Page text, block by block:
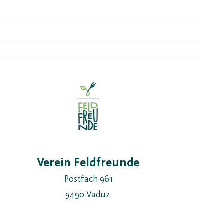
20.-
Verein Feldfreunde
Postfach 961
9490 Vaduz